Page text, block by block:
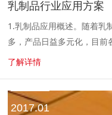
乳制品行业应用方案
1.乳制品应用概述。随着乳
多，产品日益多元化，目
台，对于乳制品的经销商来
了解详情
2017.01